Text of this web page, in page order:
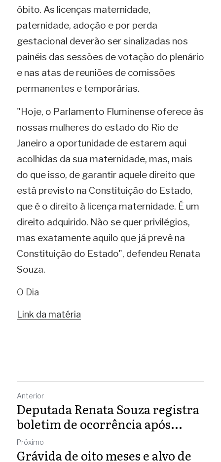
óbito. As licenças maternidade,
paternidade, adoção e por perda
gestacional deverão ser sinalizadas nos
painéis das sessões de votação do plenário
e nas atas de reuniões de comissões
permanentes e temporárias.
"Hoje, o Parlamento Fluminense oferece às
nossas mulheres do estado do Rio de
Janeiro a oportunidade de estarem aqui
acolhidas da sua maternidade, mas, mais
do que isso, de garantir aquele direito que
está previsto na Constituição do Estado,
que é o direito à licença maternidade. É um
direito adquirido. Não se quer privilégios,
mas exatamente aquilo que já prevê na
Constituição do Estado", defendeu Renata
Souza.
O Dia
Link da matéria
Anterior
Deputada Renata Souza registra
boletim de ocorrência após...
Próximo
Grávida de oito meses e alvo de